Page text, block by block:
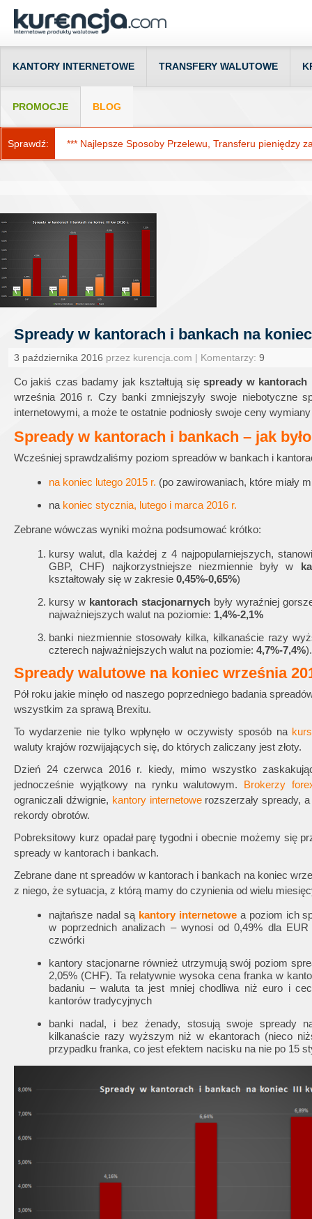
KANTORY INTERNETOWE TRANSFERY WALUTOWE
PROMOCJE BLOG
Sprawdź: *** Najlepsze Sposoby Przelewu, Transferu pieniędzy
Spready w kantorach i bankach na
3 października 2016 przez kurencja.com | Komentarzy: 9
Co jakiś czas badamy jak kształtują sięspready w kantorach
września 2016 r. Czy banki zmniejszyły swoje niebotyczne
internetowymi, a może te ostatnie podniosły swoje ceny
Spready w kantorach i bankach – jak
Wcześniej sprawdzaliśmy poziom spreadów w bankach i
na koniec lutego 2015 r. (po zawirowaniach, które miały
na koniec stycznia, lutego i marca 2016 r.
Zebrane wówczas wyniki można podsumować krótko:
kursy walut, dla każdej z 4 najpopularniejszych,
GBP, CHF) najkorzystniejsze niezmiennie były w
kształtowały się w zakresie 0,45%-0,65%)
kursy w kantorach stacjonarnychbyły wyraźniej
najważniejszych walut na poziomie: 1,4%-2,1%
banki niezmiennie stosowały kilka, kilkanaście razy
czterech najważniejszych walut na poziomie: 4,7%-7,4%).
Spready walutowe na koniec września
Pół roku jakie minęło od naszego poprzedniego badania
wszystkim za sprawą Brexitu.
To wydarzenie nie tylko wpłynęło w oczywisty sposób na
waluty krajów rozwijających się, do których zaliczany jest złoty.
Dzień 24 czerwca 2016 r. kiedy, mimo wszystko
jednocześnie wyjątkowy na rynku walutowym. Brokerzy
ograniczali dźwignie, kantory internetowerozszerzały spready,
rekordy obrotów.
Pobreksitowy kurz opadał parę tygodni i obecnie możemy się
spready w kantorach i bankach.
Zebrane dane nt spreadów w kantorach i bankach na koniec
z niego, że sytuacja, z którą mamy do czynienia od wielu
najtańsze nadal są kantory internetowea poziom ich
w poprzednich analizach – wynosi od 0,49% dla EUR
czwórki
kantory stacjonarne również utrzymują swój poziom
2,05% (CHF). Ta relatywnie wysoka cena franka w
badaniu – waluta ta jest mniej chodliwa niż euro i
kantorów tradycyjnych
banki nadal, i bez żenady, stosują swoje spready
kilkanaście razy wyższym niż w ekantorach (nieco
przypadku franka, co jest efektem nacisku na nie po 15